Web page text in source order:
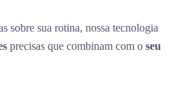
sobre sua rotina, nossa tecnologia
precisas que combinam com o seu